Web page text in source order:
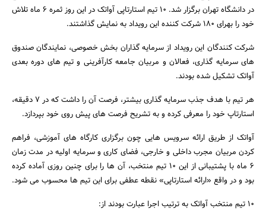
جستجو
در دانشگاه تهران برگزار شد. 10 تیم استارتاپی آواتک در این روز ثمره 6 ماه تلاش
خود را بهرای 180 شرکت کننده این رویداد به نمایش گذاشتند.
شرکت کنندگان این رویداد از سرمایه گذاران بخش خصوصی، نمایندگان صندوق
های سرمایه گذاری، فعالان و مربیان جامعه کارآفرینی و تیم های دوره بعدی
آواتک تشکیل شده بودند.
هر تیم با هدف جذب سرمایه گذاری بیشتر، فرصت آن را داشت که در 7 دقیقه،
استارتاپ خود را معرفی کرده و به تشریح فرصت های پیش روی خود بپردازد.
آواتک از طریق ارائه سرویس هایی چون برگزاری کارگاه های آموزشی، فراهم
کردن مربیان مجرب داخلی و خارجی، فضای کاری و سرمایه اولیه در مدت زمان
6 ماه با پشتیبانی از این 10 تیم منتخب، آن ها را برای چنین روزی آماده کرده
بود و در واقع «ارائه استارتاپی» نقطه عطفی برای این تیم ها محسوب می شود.
10 تیم منتخب آواتک به ترتیب اجرا عبارت بودند از: